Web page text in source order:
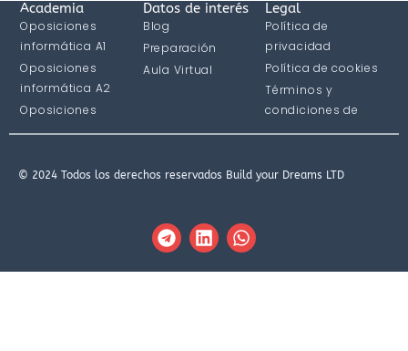
Academia
Oposiciones
informática A1
Oposiciones
informática A2
Oposiciones
informática C1
Datos de interés
Blog
Preparación
Aula Virtual
Legal
Política de
privacidad
Política de cookies
Términos y
condiciones de
compra
© 2024 Todos los derechos reservados Build your Dreams LTD
T
e
l
L
i
n
W
h
a